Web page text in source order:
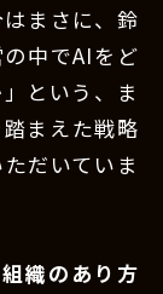
まさに、鈴
中でAIをど
という、ま
まえた戦略
だいていま
織のあり方